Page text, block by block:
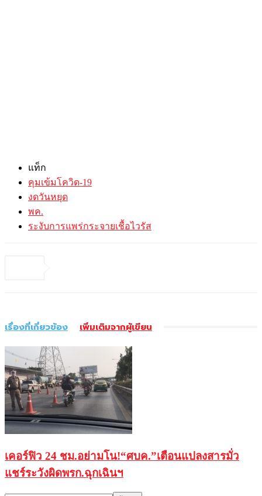
แท็ก
คุมเข้มโควิด-19
งดวันหยุด
พค.
ระงับการแพร่กระจายเชื้อไวรัส
เรื่องที่เกี่ยวข้อง เพิ่มเติมจากผู้เขียน
เคอร์ฟิว 24 ชม.อย่ามโน!“ศบค.”เตือนแปลงสารมั่ว
แชร์ระวังผิดพรก.ฉุกเฉินฯ